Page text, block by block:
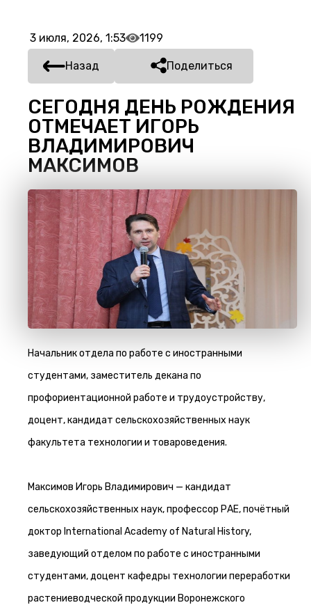
3 июля, 2026, 1:53 1199
Назад Поделиться
СЕГОДНЯ ДЕНЬ РОЖДЕНИЯ
ОТМЕЧАЕТ ИГОРЬ
ВЛАДИМИРОВИЧ
МАКСИМОВ
Начальник отдела по работе с иностранными
студентами, заместитель декана по
профориентационной работе и трудоустройству,
доцент, кандидат сельскохозяйственных наук
факультета технологии и товароведения.
Максимов Игорь Владимирович — кандидат
сельскохозяйственных наук, профессор РАЕ, почётный
доктор International Academy of Natural History,
заведующий отделом по работе с иностранными
студентами, доцент кафедры технологии переработки
растениеводческой продукции Воронежского